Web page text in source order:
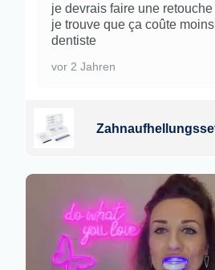
je devrais faire une
je trouve que ça coûte
dentiste
vor 2 Jahren